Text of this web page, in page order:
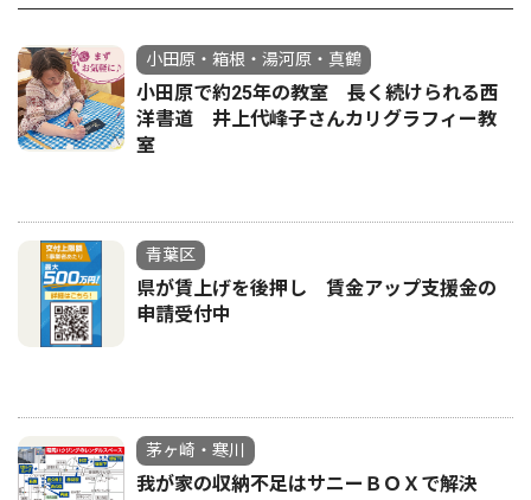
小田原・箱根・湯河原・真鶴
小田原で約25年の教室 長く続けられる西
洋書道 井上代峰子さんカリグラフィー教
室
青葉区
県が賃上げを後押し 賃金アップ支援金の
申請受付中
茅ヶ崎・寒川
我が家の収納不足はサニーＢＯＸで解決